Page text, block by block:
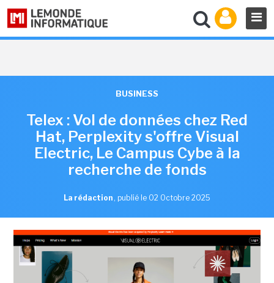
BUSINESS
Telex : Vol de données chez Red
Hat, Perplexity s'offre Visual
Electric, Le Campus Cybe à la
recherche de fonds
La rédaction , publié le 02 Octobre 2025